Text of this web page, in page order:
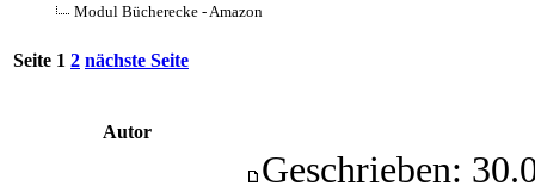
Modul Bücherecke - Amazon
Seite 1 2 nächste Seite
Autor
Geschrieben: